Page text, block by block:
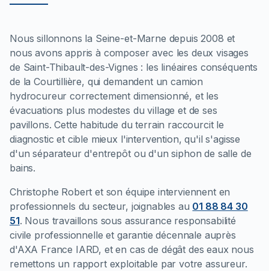
Nous sillonnons la Seine-et-Marne depuis 2008 et
nous avons appris à composer avec les deux visages
de Saint-Thibault-des-Vignes : les linéaires conséquents
de la Courtillière, qui demandent un camion
hydrocureur correctement dimensionné, et les
évacuations plus modestes du village et de ses
pavillons. Cette habitude du terrain raccourcit le
diagnostic et cible mieux l'intervention, qu'il s'agisse
d'un séparateur d'entrepôt ou d'un siphon de salle de
bains.
Christophe Robert et son équipe interviennent en
professionnels du secteur, joignables au 01 88 84 30
51. Nous travaillons sous assurance responsabilité
civile professionnelle et garantie décennale auprès
d'AXA France IARD, et en cas de dégât des eaux nous
remettons un rapport exploitable par votre assureur.